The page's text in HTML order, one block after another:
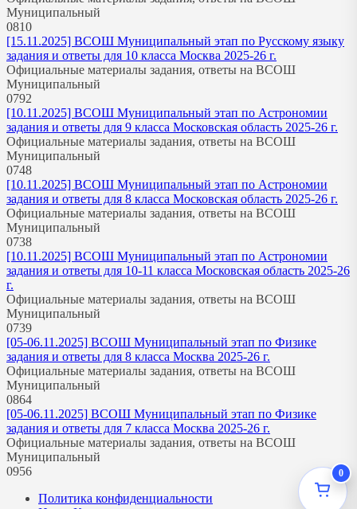
Муниципальный
0810
[15.11.2025] ВСОШ Муниципальный этап по Русскому языку
задания и ответы для 10 класса Москва 2025-26 г.
Официальные материалы задания, ответы на ВСОШ
Муниципальный
0792
[10.11.2025] ВСОШ Муниципальный этап по Астрономии
задания и ответы для 9 класса Московская область 2025-26 г.
Официальные материалы задания, ответы на ВСОШ
Муниципальный
0748
[10.11.2025] ВСОШ Муниципальный этап по Астрономии
задания и ответы для 8 класса Московская область 2025-26 г.
Официальные материалы задания, ответы на ВСОШ
Муниципальный
0738
[10.11.2025] ВСОШ Муниципальный этап по Астрономии
задания и ответы для 10-11 класса Московская область 2025-26
г.
Официальные материалы задания, ответы на ВСОШ
Муниципальный
0739
[05-06.11.2025] ВСОШ Муниципальный этап по Физике
задания и ответы для 8 класса Москва 2025-26 г.
Официальные материалы задания, ответы на ВСОШ
Муниципальный
0864
[05-06.11.2025] ВСОШ Муниципальный этап по Физике
задания и ответы для 7 класса Москва 2025-26 г.
Официальные материалы задания, ответы на ВСОШ
Муниципальный
0956
Политика конфиденциальности
0